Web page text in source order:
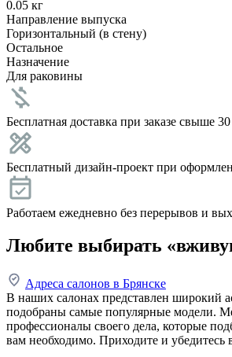
0.05 кг
Направление выпуска
Горизонтальный (в стену)
Остальное
Назначение
Для раковины
Бесплатная доставка при заказе свыше
Бесплатный дизайн-проект при
Работаем ежедневно без перерывов и
Любите выбирать
Адреса салонов в Брянске
В наших салонах представлен широкий
подобраны самые популярные модели.
профессионалы своего дела, которые
вам необходимо. Приходите и убедитесь